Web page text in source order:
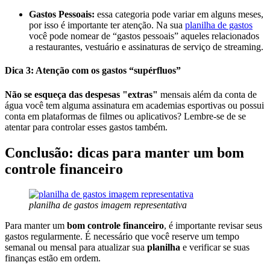
Gastos Pessoais: essa categoria pode variar em alguns meses,
por isso é importante ter atenção. Na sua planilha de gastos
você pode nomear de “gastos pessoais” aqueles relacionados
a restaurantes, vestuário e assinaturas de serviço de streaming.
Dica 3: Atenção com os gastos “supérfluos”
Não se esqueça das despesas "extras" mensais além da conta de
água você tem alguma assinatura em academias esportivas ou possui
conta em plataformas de filmes ou aplicativos? Lembre-se de se
atentar para controlar esses gastos também.
Conclusão: dicas para manter um bom
controle financeiro
planilha de gastos imagem representativa
Para manter um bom controle financeiro, é importante revisar seus
gastos regularmente. É necessário que você reserve um tempo
semanal ou mensal para atualizar sua planilha e verificar se suas
finanças estão em ordem.